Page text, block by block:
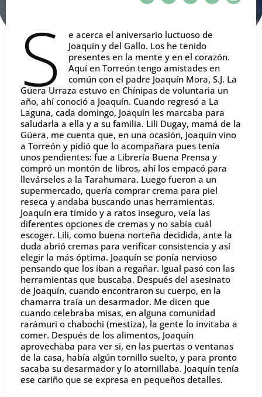
S
e acerca el aniversario luctuoso de
Joaquín y del Gallo. Los he tenido
presentes en la mente y en el corazón.
Aquí en Torreón tengo amistades en
común con el padre Joaquín Mora, S.J. La
Güera Urraza estuvo en Chínipas de voluntaria un
año, ahí conoció a Joaquín. Cuando regresó a La
Laguna, cada domingo, Joaquín les marcaba para
saludarla a ella y a su familia. Lili Dugay, mamá de la
Güera, me cuenta que, en una ocasión, Joaquín vino
a Torreón y pidió que lo acompañara pues tenía
unos pendientes: fue a Librería Buena Prensa y
compró un montón de libros, ahí los empacó para
llevárselos a la Tarahumara. Luego fueron a un
supermercado, quería comprar crema para piel
reseca y andaba buscando unas herramientas.
Joaquín era tímido y a ratos inseguro, veía las
diferentes opciones de cremas y no sabía cuál
escoger. Lili, como buena norteña decidida, ante la
duda abrió cremas para verificar consistencia y así
elegir la más óptima. Joaquín se ponía nervioso
pensando que los iban a regañar. Igual pasó con las
herramientas que buscaba. Después del asesinato
de Joaquín, cuando encontraron su cuerpo, en la
chamarra traía un desarmador. Me dicen que
cuando celebraba misas, en alguna comunidad
rarámuri o chabochi (mestiza), la gente lo invitaba a
comer. Después de los alimentos, Joaquín
aprovechaba para ver si, en las puertas o ventanas
de la casa, había algún tornillo suelto, y para pronto
sacaba su desarmador y lo atornillaba. Joaquín tenía
ese cariño que se expresa en pequeños detalles.